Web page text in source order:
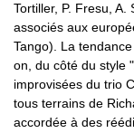
Tortiller, P. Fresu,
associés aux
Tango). La
on, du côté du style "
improvisées du trio
tous terrains de
accordée à des